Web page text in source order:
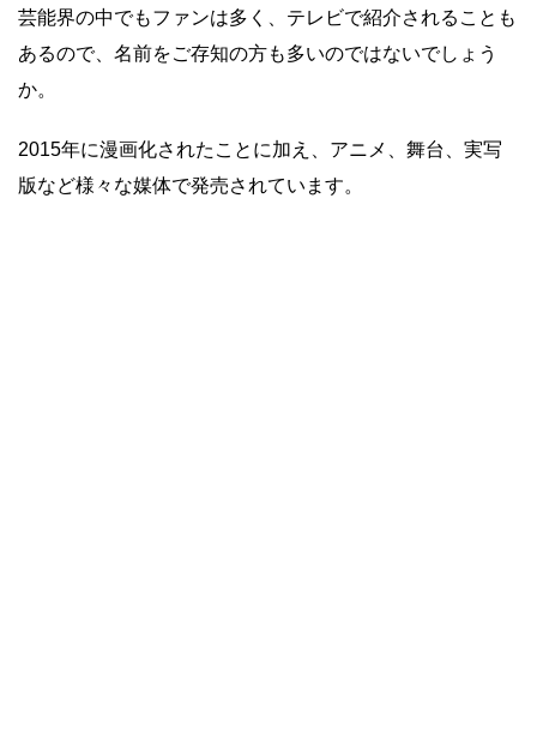
芸能界の中でもファンは多く、テレビで紹介されることも
あるので、名前をご存知の方も多いのではないでしょう
か。
2015年に漫画化されたことに加え、アニメ、舞台、実写
版など様々な媒体で発売されています。